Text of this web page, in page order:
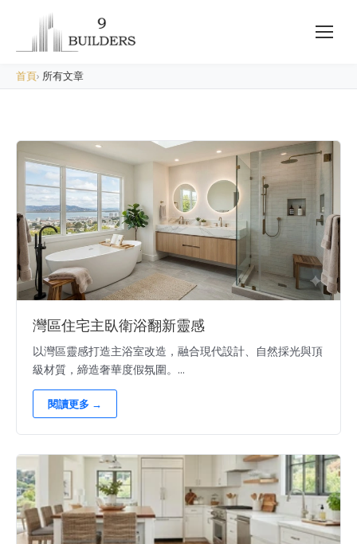
首頁› 所有文章
灣區住宅主臥衛浴翻新靈感
以灣區靈感打造主浴室改造，融合現代設計、自然採光與頂
級材質，締造奢華度假氛圍。...
閱讀更多 →